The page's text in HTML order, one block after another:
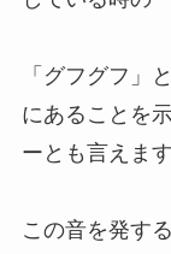
「グフグフ」
にあることを
ーとも言えます
この音を発す